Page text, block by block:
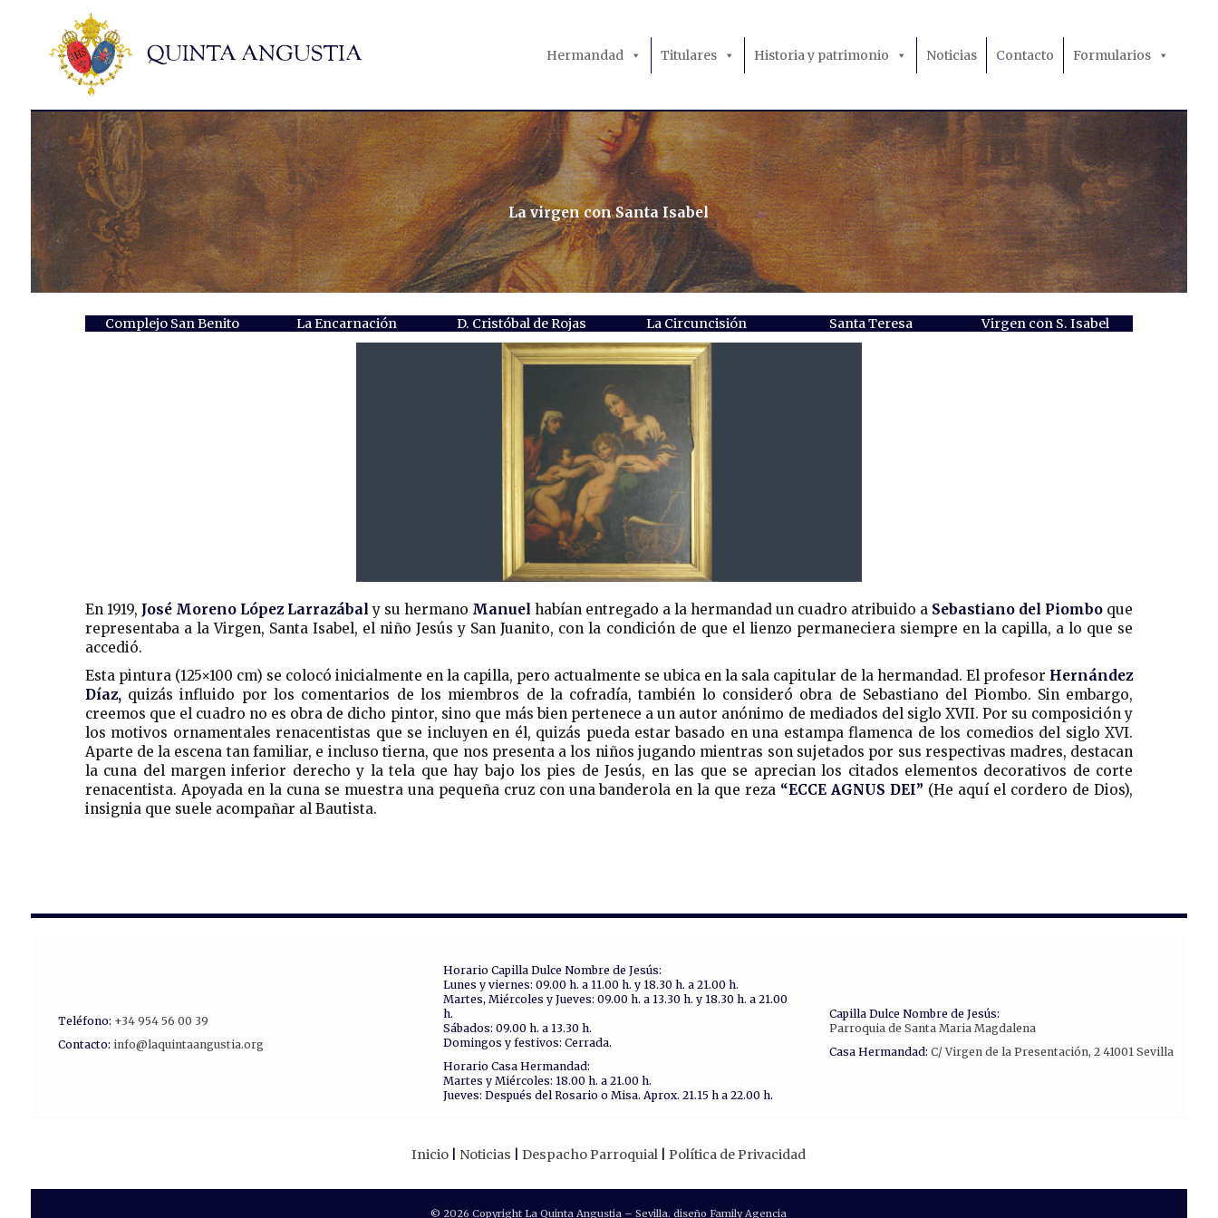
Hermandad Titulares Historia y patrimonio Noticias Contacto Formularios
La virgen con Santa Isabel
Complejo San Benito La Encarnación D. Cristóbal de Rojas La Circuncisión Santa Teresa Virgen con S. Isabel
En 1919, José Moreno López Larrazábal y su hermano Manuel habían entregado a la hermandad un cuadro atribuido a Sebastiano del Piombo que
representaba a la Virgen, Santa Isabel, el niño Jesús y San Juanito, con la condición de que el lienzo permaneciera siempre en la capilla, a lo que se
accedió.
Esta pintura (125×100 cm) se colocó inicialmente en la capilla, pero actualmente se ubica en la sala capitular de la hermandad. El profesor Hernández
Díaz, quizás influido por los comentarios de los miembros de la cofradía, también lo consideró obra de Sebastiano del Piombo. Sin embargo,
creemos que el cuadro no es obra de dicho pintor, sino que más bien pertenece a un autor anónimo de mediados del siglo XVII. Por su composición y
los motivos ornamentales renacentistas que se incluyen en él, quizás pueda estar basado en una estampa flamenca de los comedios del siglo XVI.
Aparte de la escena tan familiar, e incluso tierna, que nos presenta a los niños jugando mientras son sujetados por sus respectivas madres, destacan
la cuna del margen inferior derecho y la tela que hay bajo los pies de Jesús, en las que se aprecian los citados elementos decorativos de corte
renacentista. Apoyada en la cuna se muestra una pequeña cruz con una banderola en la que reza “ECCE AGNUS DEI” (He aquí el cordero de Dios),
insignia que suele acompañar al Bautista.
Teléfono: +34 954 56 00 39
Contacto: info@laquintaangustia.org
Horario Capilla Dulce Nombre de Jesús:
Lunes y viernes: 09.00 h. a 11.00 h. y 18.30 h. a 21.00 h.
Martes, Miércoles y Jueves: 09.00 h. a 13.30 h. y 18.30 h. a 21.00
h.
Sábados: 09.00 h. a 13.30 h.
Domingos y festivos: Cerrada.
Horario Casa Hermandad:
Martes y Miércoles: 18.00 h. a 21.00 h.
Jueves: Después del Rosario o Misa. Aprox. 21.15 h a 22.00 h.
Capilla Dulce Nombre de Jesús:
Parroquia de Santa Maria Magdalena
Casa Hermandad: C/ Virgen de la Presentación, 2 41001 Sevilla
Inicio Noticias Despacho Parroquial Política de Privacidad
© 2026 Copyright La Quinta Angustia – Sevilla. diseño Family Agencia